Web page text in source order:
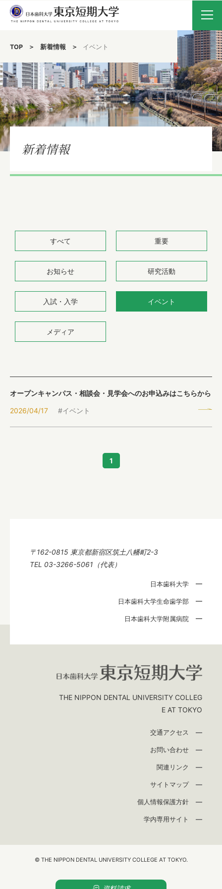
新着情報
入試要項・WEB出願
受験生の方へ
在学生・保護者の方へ
卒業生の方へ
大学案内
歯科衛生学科
キャンパスライフ
入試情報
TOP 新着情報 イベント
新着情報
すべて 重要
お知らせ 研究活動
入試・入学 イベント
メディア
オープンキャンパス・相談会・見学会へのお申込みはこちらから
2026/04/17 #イベント
1
〒162-0815 東京都新宿区筑土八幡町2-3
TEL 03-3266-5061（代表）
日本歯科大学
日本歯科大学生命歯学部
日本歯科大学附属病院
THE NIPPON DENTAL UNIVERSITY COLLEG
E AT TOKYO
交通アクセス
お問い合わせ
関連リンク
サイトマップ
個人情報保護方針
学内専用サイト
© THE NIPPON DENTAL UNIVERSITY COLLEGE AT TOKYO.